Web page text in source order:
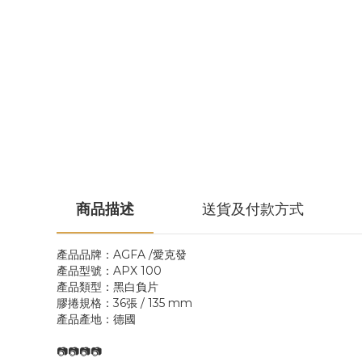
商品描述 送貨及付款方式
產品品牌：AGFA /愛克發
產品型號：APX 100
產品類型：黑白負片
膠捲規格：36張 / 135 mm
產品產地：德國
📷📷📷📷